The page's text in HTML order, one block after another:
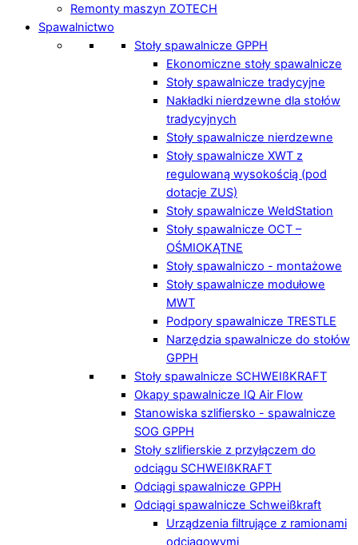
Remonty maszyn ZOTECH
Spawalnictwo
Stoły spawalnicze GPPH
Ekonomiczne stoły spawalnicze
Stoły spawalnicze tradycyjne
Nakładki nierdzewne dla stołów
tradycyjnych
Stoły spawalnicze nierdzewne
Stoły spawalnicze XWT z
regulowaną wysokością (pod
dotacje ZUS)
Stoły spawalnicze WeldStation
Stoły spawalnicze OCT –
OŚMIOKĄTNE
Stoły spawalniczo - montażowe
Stoły spawalnicze modułowe
MWT
Podpory spawalnicze TRESTLE
Narzędzia spawalnicze do stołów
GPPH
Stoły spawalnicze SCHWEIßKRAFT
Okapy spawalnicze IQ Air Flow
Stanowiska szlifiersko - spawalnicze
SOG GPPH
Stoły szlifierskie z przyłączem do
odciągu SCHWEIßKRAFT
Odciągi spawalnicze GPPH
Odciągi spawalnicze Schweißkraft
Urządzenia filtrujące z ramionami
odciągowymi